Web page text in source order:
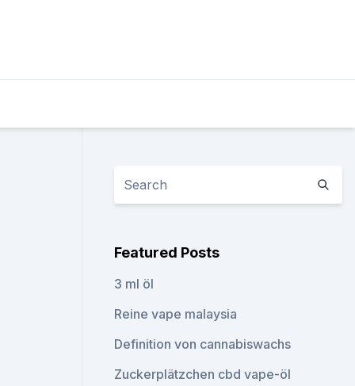
Featured Posts
3 ml öl
Reine vape malaysia
Definition von cannabiswachs
Zuckerplätzchen cbd vape-öl